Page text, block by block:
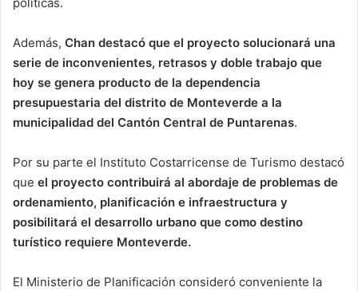
Además, Chan destacó que el proyecto solucionará una
serie de inconvenientes, retrasos y doble trabajo que
hoy se genera producto de la dependencia
presupuestaria del distrito de Monteverde a la
municipalidad del Cantón Central de Puntarenas.
Por su parte el Instituto Costarricense de Turismo destacó
que el proyecto contribuirá al abordaje de problemas de
ordenamiento, planificación e infraestructura y
posibilitará el desarrollo urbano que como destino
turístico requiere Monteverde.
El Ministerio de Planificación consideró conveniente la